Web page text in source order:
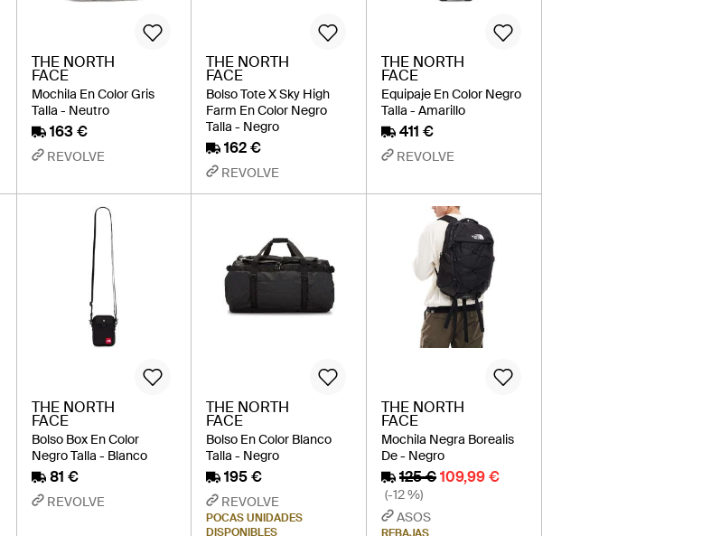
THE NORTH
FACE
Mochila En Color Gris
Talla - Neutro
163 €
REVOLVE
THE NORTH
FACE
Bolso Tote X Sky High
Farm En Color Negro
Talla - Negro
162 €
REVOLVE
THE NORTH
FACE
Equipaje En Color Negro
Talla - Amarillo
411 €
REVOLVE
THE NORTH
FACE
Bolso Box En Color
Negro Talla - Blanco
81 €
REVOLVE
THE NORTH
FACE
Bolso En Color Blanco
Talla - Negro
195 €
REVOLVE
POCAS UNIDADES
DISPONIBLES
THE NORTH
FACE
Mochila Negra Borealis
De - Negro
125 €109,99 €
(-12 %)
ASOS
REBAJAS